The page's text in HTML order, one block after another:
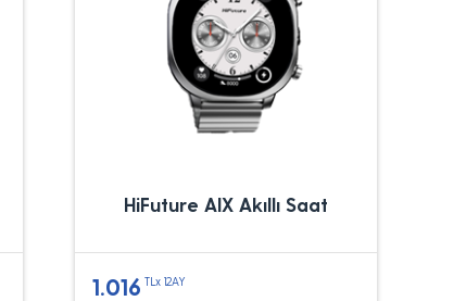
HiFuture AIX Akıllı Saat
1.016 TLx 12AY